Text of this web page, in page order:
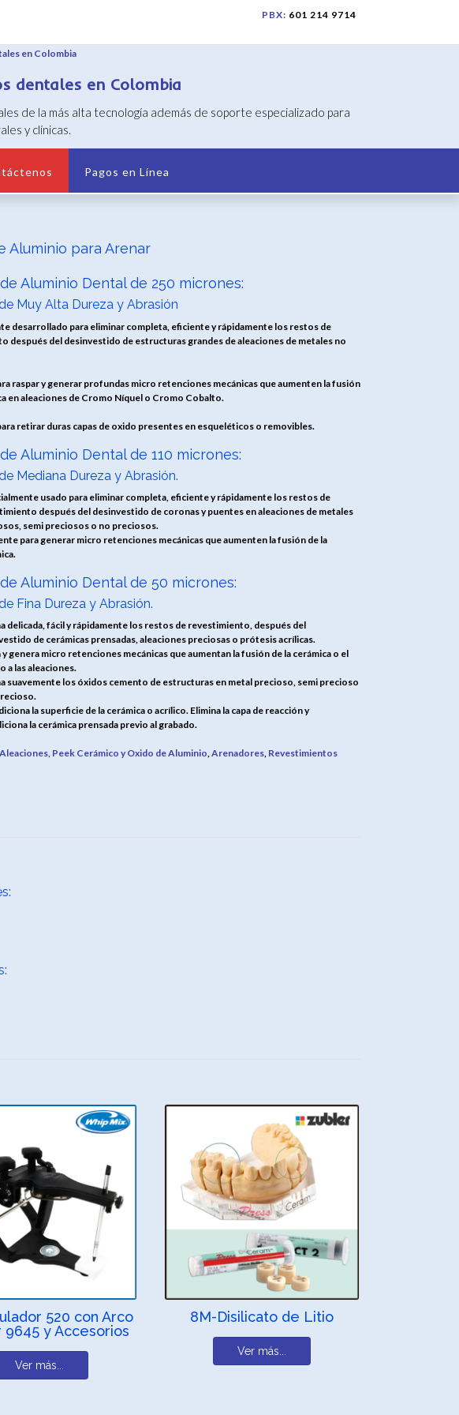
PBX: 601 214 9714
dentales en Colombia
de la más alta tecnología además de soporte especializado para
y clínicas.
Pagos en Línea
Aluminio para Arenar
Aluminio Dental de 250 micrones:
Muy Alta Dureza y Abrasión
desarrollado para eliminar completa, eficiente y rápidamente los restos de
después del desinvestido de estructuras grandes de aleaciones de metales no
raspar y generar profundas micro retenciones mecánicas que aumenten la fusión
en aleaciones de Cromo Níquel o Cromo Cobalto.
retirar duras capas de oxido presentes en esqueléticos o removibles.
Aluminio Dental de 110 micrones:
Mediana Dureza y Abrasión.
usado para eliminar completa, eficiente y rápidamente los restos de
después del desinvestido de coronas y puentes en aleaciones de metales
semi preciosos o no preciosos.
para generar micro retenciones mecánicas que aumenten la fusión de la
Aluminio Dental de 50 micrones:
Fina Dureza y Abrasión.
delicada, fácil y rápidamente los restos de revestimiento, después del
de cerámicas prensadas, aleaciones preciosas o prótesis acrílicas.
y genera micro retenciones mecánicas que aumentan la fusión de la cerámica o el
a las aleaciones.
suavemente los óxidos cemento de estructuras en metal precioso, semi precioso
la superficie de la cerámica o acrílico. Elimina la capa de reacción y
la cerámica prensada previo al grabado.
Aleaciones, Peek Cerámico y Oxido de Aluminio,Arenadores, Revestimientos
520 con Arco
9645 y Accesorios
Ver más...
8M-Disilicato de Litio
Ver más...